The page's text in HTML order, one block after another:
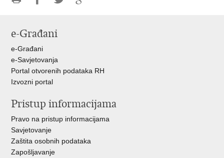
FacebookuTwitteru
e-Građani
e-Građani
e-Savjetovanja
Portal otvorenih podataka RH
Izvozni portal
Pristup informacijama
Pravo na pristup informacijama
Savjetovanje
Zaštita osobnih podataka
Zapošljavanje